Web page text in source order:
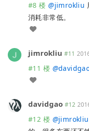
#8 楼 @jimrokliu
消耗非常低。
jimrokliu #11
#11 楼 @
davidgao #12
#12 楼 @jimrokliu